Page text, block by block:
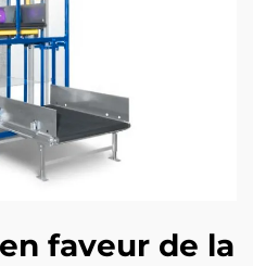
faveur de la